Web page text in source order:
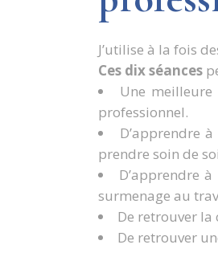
J’utilise à la fois
Ces dix séances
Une
professionnel.
D’apprendre
prendre soin de
D’apprendre
surmenage au
De retrouver la
De retrouver